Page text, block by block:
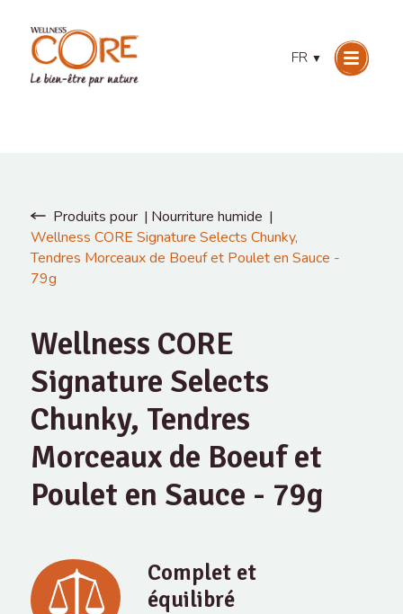
FR ▼
Produits pour
Nourriture humide
Wellness CORE Signature Selects Chunky,
Tendres Morceaux de Boeuf et Poulet en Sauce -
79g
Wellness CORE
Signature Selects
Chunky, Tendres
Morceaux de Boeuf et
Poulet en Sauce - 79g
Complet et
équilibré